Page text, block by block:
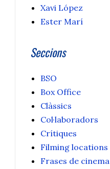
Xavi López
Ester Marí
Seccions
BSO
Box Office
Clàssics
Col·laboradors
Crítiques
Filming locations
Frases de cinema